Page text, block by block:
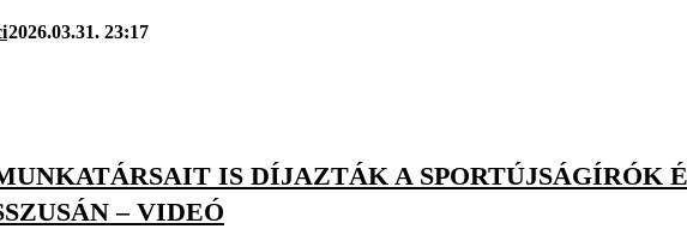
2026.03.31. 23:17
IS DÍJAZTÁK A SPORTÚJSÁGÍRÓK
– VIDEÓ